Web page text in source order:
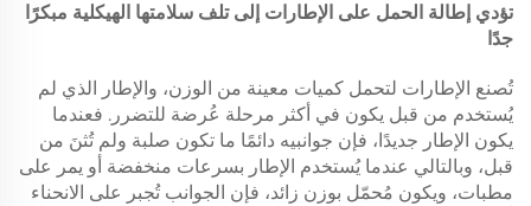
تؤدي إطالة الحمل على الإطارات إلى تلف سلامتها الهيكلية مبكرًا
جدًا
تُصنع الإطارات لتحمل كميات معينة من الوزن، والإطار الذي لم
يُستخدم من قبل يكون في أكثر مرحلة عُرضة للتضرر. فعندما
يكون الإطار جديدًا، فإن جوانبيه دائمًا ما تكون صلبة ولم تُثنَ من
قبل، وبالتالي عندما يُستخدم الإطار بسرعات منخفضة أو يمر على
مطبات، ويكون مُحمّل بوزن زائد، فإن الجوانب تُجبر على الانحناء